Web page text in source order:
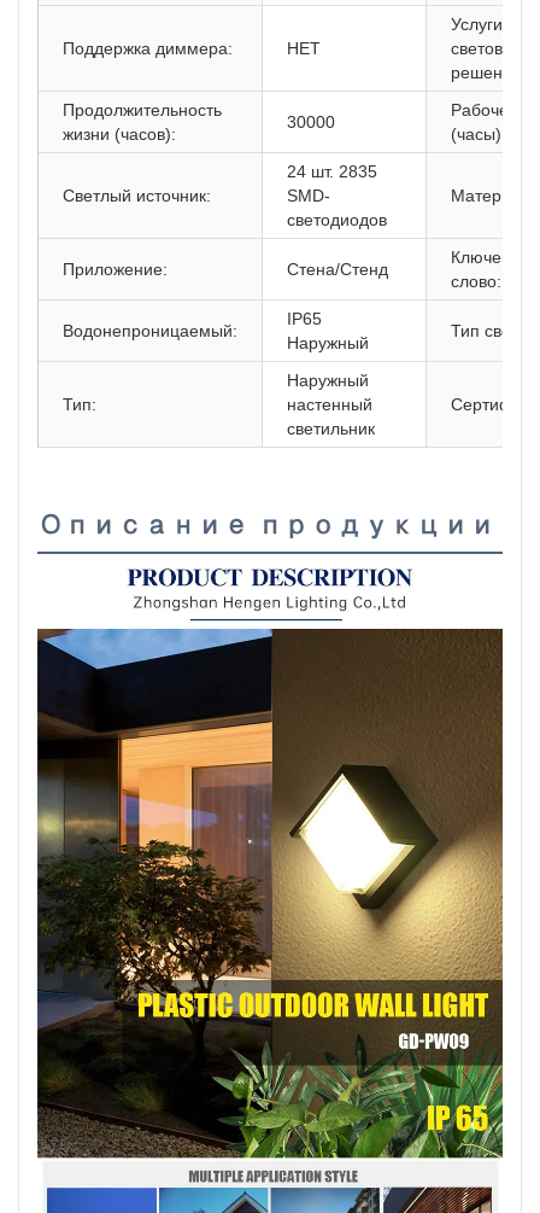
Поддержка диммера: НЕТ
Услуги по
световым
решениям:
Продолжительность
жизни (часов):
30000
Рабочее
(часы):
Светлый источник:
24 шт. 2835
SMD-
светодиодов
Материал:
Приложение: Стена/Стенд
Ключевое
слово:
Водонепроницаемый:
IP65
Наружный
Тип света:
Тип:
Наружный
настенный
светильник
Описание продукции